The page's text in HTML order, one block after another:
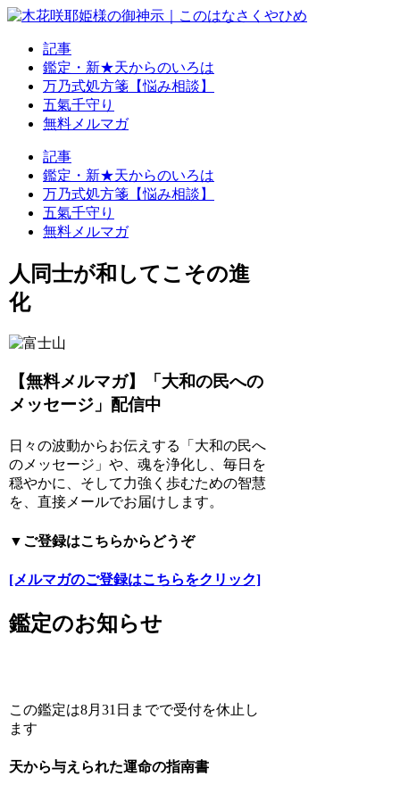
記事
鑑定・新★天からのいろは
万乃式処方箋【悩み相談】
五氣千守り
無料メルマガ
記事
鑑定・新★天からのいろは
万乃式処方箋【悩み相談】
五氣千守り
無料メルマガ
人同士が和してこその進
化
【無料メルマガ】「大和の民への
メッセージ」配信中
日々の波動からお伝えする「大和の民へ
のメッセージ」や、魂を浄化し、毎日を
穏やかに、そして力強く歩むための智慧
を、直接メールでお届けします。
▼ご登録はこちらからどうぞ
[メルマガのご登録はこちらをクリック]
鑑定のお知らせ
この鑑定は8月31日までで受付を休止し
ます
天から与えられた運命の指南書